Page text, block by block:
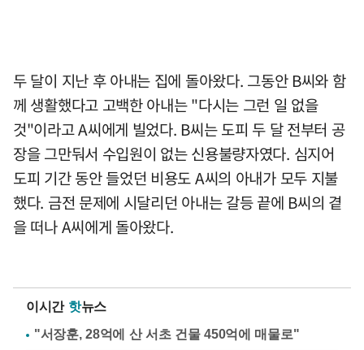
두 달이 지난 후 아내는 집에 돌아왔다. 그동안 B씨와 함
께 생활했다고 고백한 아내는 "다시는 그런 일 없을
것"이라고 A씨에게 빌었다. B씨는 도피 두 달 전부터 공
장을 그만둬서 수입원이 없는 신용불량자였다. 심지어
도피 기간 동안 들었던 비용도 A씨의 아내가 모두 지불
했다. 금전 문제에 시달리던 아내는 갈등 끝에 B씨의 곁
을 떠나 A씨에게 돌아왔다.
이시간 핫뉴스
"서장훈, 28억에 산 서초 건물 450억에 매물로"